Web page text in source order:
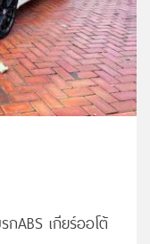
กABS เกียร์ออโต้